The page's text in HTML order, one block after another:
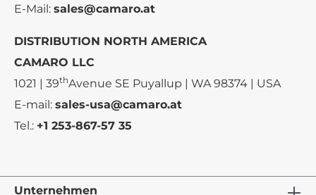
E-Mail: sales@camaro.at
DISTRIBUTION NORTH AMERICA
CAMARO LLC
1021 | 39thAvenue SE Puyallup | WA 98374 | USA
E-mail: sales-usa@camaro.at
Tel.: +1 253-867-57 35
Unternehmen